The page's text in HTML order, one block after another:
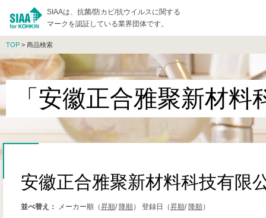
SIAAは、抗菌/防カビ/抗ウイルスに関する
マークを認証している業界団体です。
TOP > 商品検索
「安徽正合雅聚新材
安徽正合雅聚新材料科技有限
並べ替え： メーカー順（昇順/ 降順） 登録日（昇順/ 降順）